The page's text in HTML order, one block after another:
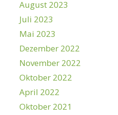
August 2023
Juli 2023
Mai 2023
Dezember 2022
November 2022
Oktober 2022
April 2022
Oktober 2021